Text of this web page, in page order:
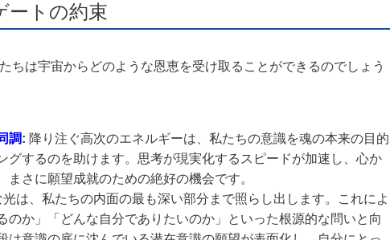
ートの約束
ちは宇宙からどのような恩恵を受け取ることができるのでしょう
調: 降り注ぐ高次のエネルギーは、私たちの意識を魂の本来の目的
グするのを助けます。思考が現実化するスピードが加速し、心か
まさに願望成就のための絶好の機会です。
光は、私たちの内面の最も深い部分まで照らし出します。これによ
のか」「どんな自分でありたいのか」といった根源的な問いと向